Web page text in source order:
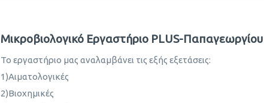
Μικροβιολογικό Εργαστήριο PLUS-Παπαγεωργίου
Το εργαστήριο μας αναλαμβάνει τις εξής εξετάσεις:
1)Αιματολογικές
2)Βιοχημικές